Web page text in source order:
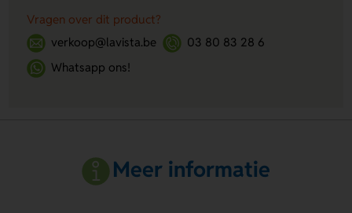
Vragen over dit product?
verkoop@lavista.be
03 80 83 28 6
Whatsapp ons!
Meer informatie